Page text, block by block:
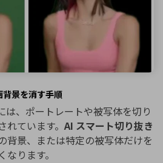
景を消す手順
、ポートレートや被写体を切り
れています。AI スマート切り抜き
背景、または特定の被写体だけを
ります。